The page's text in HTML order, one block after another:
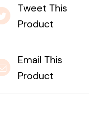
Tweet This
Product
Email This
Product